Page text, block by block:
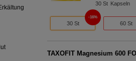
30St Kapseln
30 St
16%
60 St
TAXOFIT Magnesium 600